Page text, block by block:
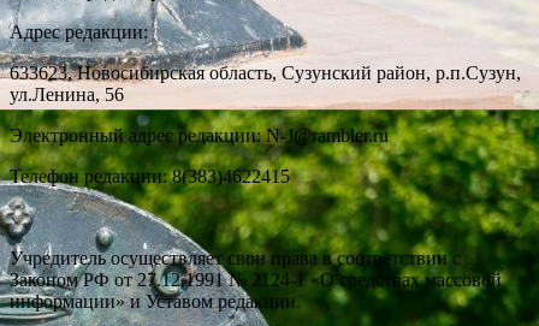
Адрес редакции:
633623, Новосибирская область, Сузунский район, р.п.Сузун,
ул.Ленина, 56
Электронный адрес редакции: N-J@rambler.ru
Телефон редакции: 8(383)4622415
Учредитель осуществляет свои права в соответствии с
Законом РФ от 27.12.1991 № 2124-1 «О средствах массовой
информации» и Уставом редакции.